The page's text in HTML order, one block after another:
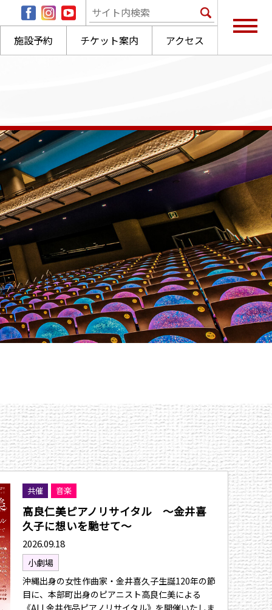
施設予約 チケット案内 アクセス
共催 音楽
高良仁美ピアノリサイタル 〜金井喜
久子に想いを馳せて〜
2026.09.18
小劇場
沖縄出身の女性作曲家・金井喜久子生誕120年の節
目に、本部町出身のピアニスト高良仁美による
《ALL金井作品ピアノリサイタル》を開催いたしま